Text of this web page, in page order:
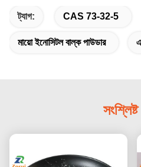
ট্যাগ: CAS 73-32-5
মায়ো ইনোসিটল বাল্ক পাউডার